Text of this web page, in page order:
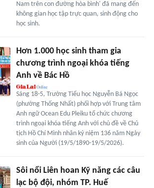
Nam trên con đường hòa bình' đã mang đến
không gian học tập trực quan, sinh động cho
học sinh.
Hơn 1.000 học sinh tham gia
chương trình ngoại khóa tiếng
Anh về Bác Hồ
Sáng 18-5, Trường Tiểu học Nguyễn Bá Ngọc
(phường Thống Nhất) phối hợp với Trung tâm
Anh ngữ Ocean Edu Pleiku tổ chức chương
trình ngoại khóa tiếng Anh với chủ đề về Chủ
tịch Hồ Chí Minh nhân kỷ niệm 136 năm Ngày
sinh của Người (19/5/1890-19/5/2026).
Sôi nổi Liên hoan Kỹ năng các câu
lạc bộ đội, nhóm TP. Huế